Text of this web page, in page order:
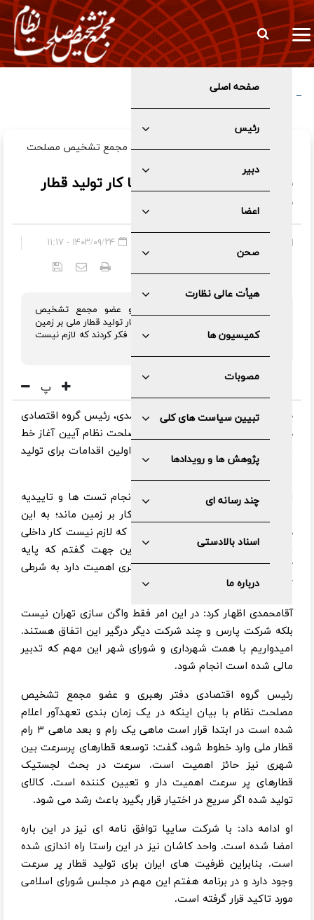
صفحه اصلی
رئیس
دبیر
اعضا
صحن
هیأت عالی نظارت
کمیسیون ها
مصوبات
تبیین سیاست های کلی
پژوهش ها و رویدادها
چند رسانه ای
اسناد بالادستی
درباره ما
مخبر: تعرض به زیرساخت‌های ما بنای هژمونی شما را نابود می‌کند
رئیس گروه اقتصادی دفتر رهبری و عضو مجمع تشخیص مصلحت
به دلیل نگاه به خارج مدت‌ها کار تولید قطار
ملی بر زمین ماند
۱۴۰۳/۰۹/۲۴ - ۱۱:۱۷
رئیس گروه اقتصادی دفتر رهبری و عضو مجمع تشخیص
مصلحت نظام گفت: یک دوره طولانی کار تولید قطار ملی بر زمین
ماند؛ به این دلیل که نگاه به خارج شد و فکر کردند که لازم نیست
پ
ه گزارشهمشهری آنلاین،علی آقامحمدی، رئیس گروه اقتصادی
دفتر رهبری و عضو مجمع تشخیص مصلحت نظام آیین آغاز خط
تولید قطار ملی مترو گفت: سال ۸۸ اولین اقدامات برای تولید
واگن سازی انجام شد.
او ادامه داد: بعد از این اتفاقات و انجام تست ها و تاییدیه
شرکت‌های خارجی یک دوره طولانی کار بر زمین ماند؛ به این
دلیل که نگاه به خارج شد و فکر کردند که لازم نیست کار داخلی
را پیش ببرند. این تاریخچه را به این جهت گفتم که پایه
گذاری مهم است. بنیان گذاری هر فکری اهمیت دارد به شرطی
که تمهیدات همه جانبه باشد.
آقامحمدی اظهار کرد: در این امر فقط واگن سازی تهران نیست
بلکه شرکت پارس و چند شرکت دیگر درگیر این اتفاق هستند.
امیدواریم با همت شهرداری و شورای شهر این مهم که تدبیر
مالی شده است انجام شود.
رئیس گروه اقتصادی دفتر رهبری و عضو مجمع تشخیص
مصلحت نظام با بیان اینکه در یک زمان بندی تعهدآور اعلام
شده است در ابتدا قرار است ماهی یک رام و بعد ماهی ۳ رام
قطار ملی وارد خطوط شود، گفت: توسعه قطارهای پرسرعت بین
شهری نیز حائز اهمیت است. سرعت در بحث لجستیک
قطارهای پر سرعت اهمیت دار و تعیین کننده است. کالای
تولید شده اگر سریع در اختیار قرار بگیرد باعث رشد می شود.
او ادامه داد: با شرکت سایپا توافق نامه ای نیز در این باره
امضا شده است. واحد کاشان نیز در این راستا راه اندازی شده
است. بنابراین ظرفیت های ایران برای تولید قطار پر سرعت
وجود دارد و در برنامه هفتم این مهم در مجلس شورای اسلامی
مورد تاکید قرار گرفته است.